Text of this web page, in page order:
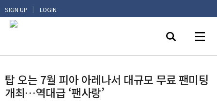
SIGN UP | LOGIN
탑 오는 7월 피아 아레나서 대규모 무료 팬미팅
개최…역대급 ‘팬사랑’